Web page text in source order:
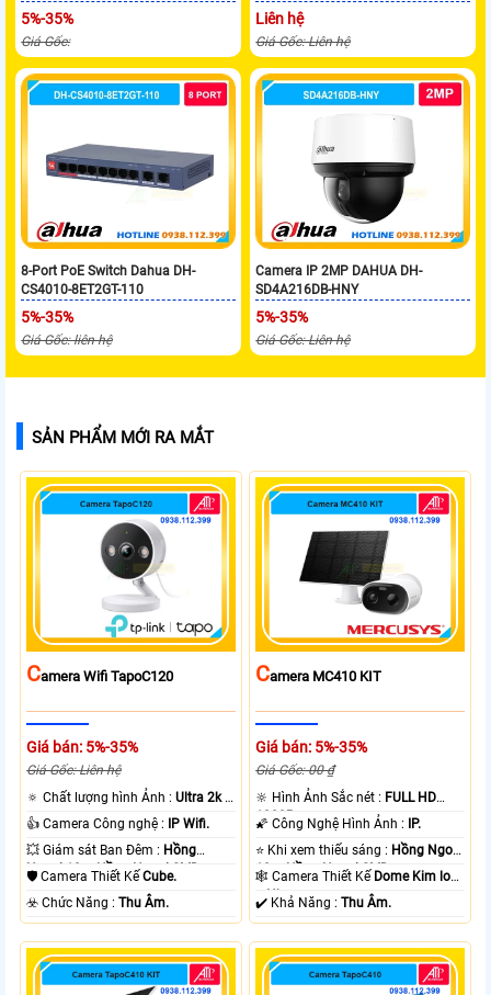
5%-35%
Giá Gốc:
Liên hệ
Giá Gốc: Liên hệ
8-Port PoE Switch Dahua DH-
CS4010-8ET2GT-110
5%-35%
Giá Gốc: liên hệ
Camera IP 2MP DAHUA DH-
SD4A216DB-HNY
5%-35%
Giá Gốc: Liên hệ
SẢN PHẨM MỚI RA MẮT
CAmera Wifi TapoC120
Giá bán: 5%-35%
Giá Gốc: Liên hệ
🔅 Chất lượng hình Ảnh :Ultra 2k +
.
👍 Camera Công nghệ :
IP Wifi.
💥 Giám sát Ban Đêm : Hồng
Ngoại 10m Hồng Ngoại SMD.
🛡 Camera Thiết KếCube.
️☣️ Chức Năng :Thu Âm.
CAmera MC410 KIT
Giá bán: 5%-35%
Giá Gốc: 00 ₫
🔆 Hình Ảnh Sắc nét : FULL HD
1080P .
🌠 Công Nghệ Hình Ảnh :
IP.
⭐ Khi xem thiếu sáng : Hồng Ngoại
10m Hồng Ngoại SMD.
🕸️ Camera Thiết Kế Dome Kim loại
+ Nhựa.
️✔️ Khả Năng :Thu Âm.